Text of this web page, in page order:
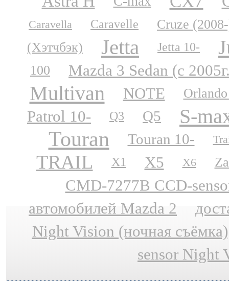
Caravella Caravelle
Cruze
(Хэтчбэк)
Jetta Jetta 10-
100 Mazda 3 Sedan (с
Multivan NOTE
Patrol 10- Q3 Q5 S-
Touran Touran 10-
TRAIL X1 X5 X6
CMD-7277B CCD-
автомобилей Mazda 2
Night Vision (ночная съёмка)
sensor Night